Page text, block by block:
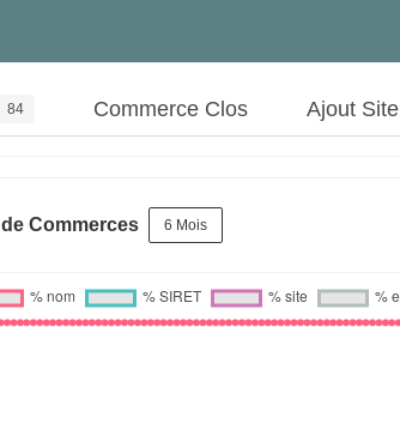
84 Commerce Clos Ajout Site
Commerces 6 Mois